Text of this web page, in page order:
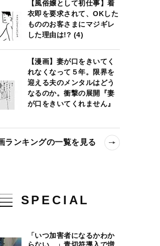
【風俗嬢として初仕事】着
衣即を要求されて、OKした
もののお客さまにマジギレ
した理由は!? (4)
【漫画】妻が口をきいてく
れなくなって５年。限界を
迎える夫のメンタルはどう
なるのか。衝撃の展開『妻
が口をきいてくれません』
ランキングの一覧を見る
SPECIAL
「いつ加害者になるかわか
らない…」青切符導入で増